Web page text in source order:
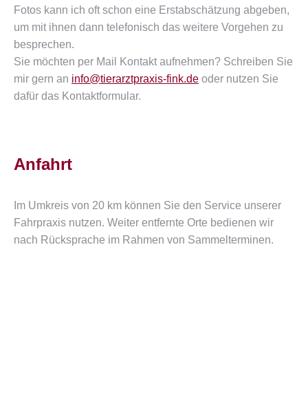
Fotos kann ich oft schon eine Erstabschätzung abgeben,
um mit ihnen dann telefonisch das weitere Vorgehen zu
besprechen.
Sie möchten per Mail Kontakt aufnehmen? Schreiben Sie
mir gern an info@tierarztpraxis-fink.de oder nutzen Sie
dafür das Kontaktformular.
Anfahrt
Im Umkreis von 20 km können Sie den Service unserer
Fahrpraxis nutzen. Weiter entfernte Orte bedienen wir
nach Rücksprache im Rahmen von Sammelterminen.